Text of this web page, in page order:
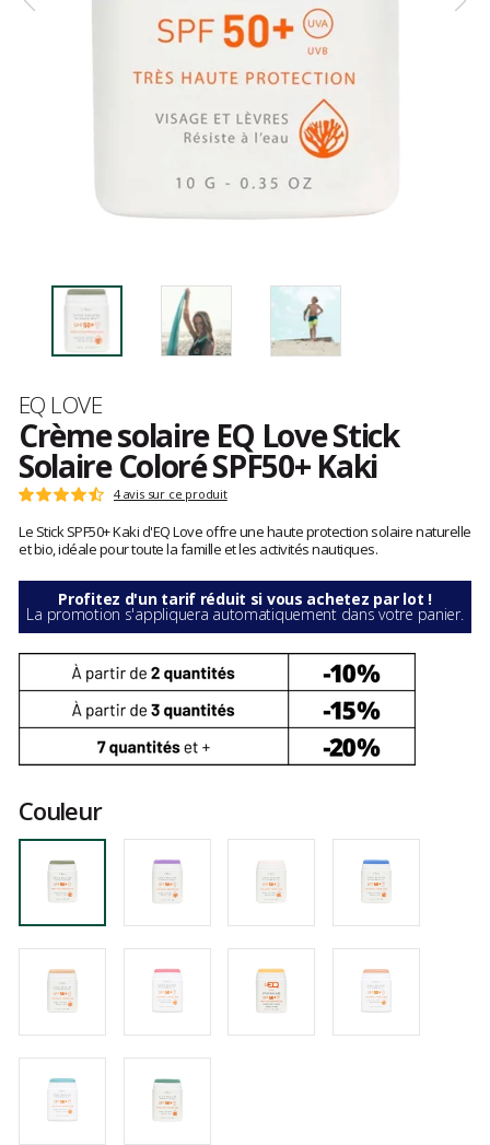
Marque
EQ LOVE
Crème solaire EQ Love Stick
Solaire Coloré SPF50+ Kaki
Les
clients
Note
:
4.7
sur
5
4 avis sur ce produit
Le Stick SPF50+ Kaki d'EQ Love offre une haute protection solaire naturelle
et bio, idéale pour toute la famille et les activités nautiques.
Profitez d'un tarif réduit si vous achetez par lot !
La promotion s'appliquera automatiquement dans votre panier.
Couleur